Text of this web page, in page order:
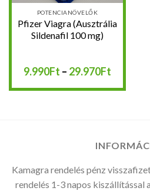
POTENCIANÖVELŐK
Pfizer Viagra (Ausztrália
Sildenafil 100 mg)
9.990Ft – 29.970Ft
-
Kamagra rendelés pénz
rendelés 1-3 napos kiszállítással